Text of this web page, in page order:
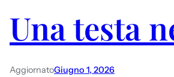
Una testa
AggiornatoGiugno 1, 2026